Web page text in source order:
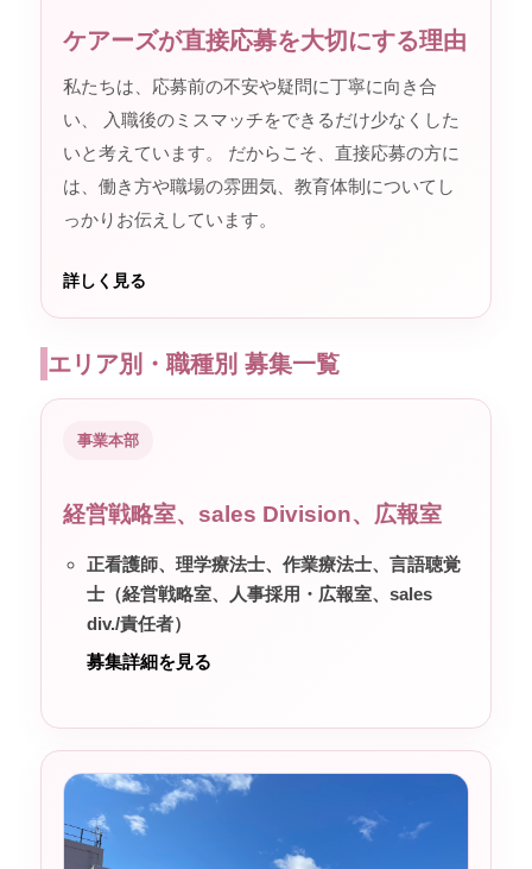
ケアーズが直接応募を大切にする理由
私たちは、応募前の不安や疑問に丁寧に向き合
い、 入職後のミスマッチをできるだけ少なくした
いと考えています。 だからこそ、直接応募の方に
は、働き方や職場の雰囲気、教育体制についてし
っかりお伝えしています。
詳しく見る
エリア別・職種別 募集一覧
事業本部
経営戦略室、sales Division、広報室
正看護師、理学療法士、作業療法士、言語聴覚
士（経営戦略室、人事採用・広報室、sales
div./責任者）
募集詳細を見る